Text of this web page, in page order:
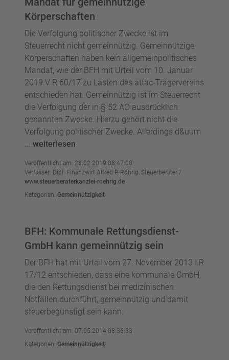
Körperschaften
Die Verfolgung politischer Zwecke ist im
Steuerrecht nicht gemeinnützig. Gemeinnützige
Körperschaften haben kein allgemeinpolitisches
Mandat, wie der BFH mit Urteil vom 10. Januar
2019 V R 60/17 zu Lasten des attac-Trägervereins
entschieden hat. Gemeinnützig ist im Steuerrecht
die Verfolgung der in § 52 AO ausdrücklich
genannten Zwecke. Hierzu gehört nicht die
Verfolgung politischer Zwecke. Allerdings d&uum
... weiterlesen
Veröffentlicht am: 28.02.2019 08:47:00
Verfasser: Dipl. Finanzwirt Alfred P. Röhrig, Steuerberater /
www.steuerberaterkanzlei-roehrig.de
Kategorien: Gemeinnützigkeit
BFH: Kommunale Rettungsdienst-
GmbH kann gemeinnützig sein
Der BFH hat mit Urteil vom 27. November 2013 I R
17/12 entschieden, dass eine kommunale GmbH,
die den Rettungsdienst bei medizinischen
Notfällen durchführt, gemeinnützig und damit
steuerbegünstigt sein kann.
Veröffentlicht am: 07.05.2014 08:36:33
Kategorien: Gemeinnützigkeit